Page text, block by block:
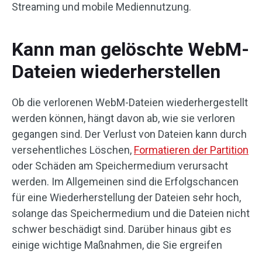
Streaming und mobile Mediennutzung.
Kann man gelöschte WebM-
Dateien wiederherstellen
Ob die verlorenen WebM-Dateien wiederhergestellt
werden können, hängt davon ab, wie sie verloren
gegangen sind. Der Verlust von Dateien kann durch
versehentliches Löschen, Formatieren der Partition
oder Schäden am Speichermedium verursacht
werden. Im Allgemeinen sind die Erfolgschancen
für eine Wiederherstellung der Dateien sehr hoch,
solange das Speichermedium und die Dateien nicht
schwer beschädigt sind. Darüber hinaus gibt es
einige wichtige Maßnahmen, die Sie ergreifen